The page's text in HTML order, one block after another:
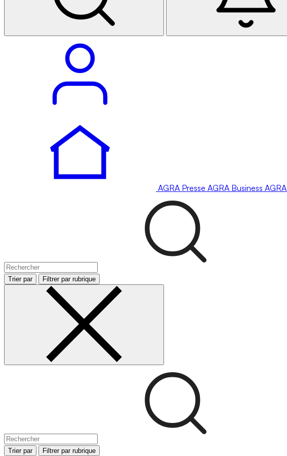
AGRA Presse AGRA Business AGRA
Trier par Filtrer par rubrique
Trier par Filtrer par rubrique